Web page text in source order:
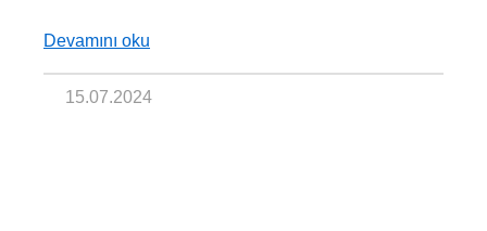
Devamını oku
15.07.2024